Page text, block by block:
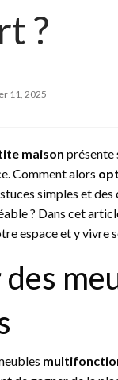
?
11, 2025
maison présente
Comment alors
simples et
? Dans cet
espace et y vivre